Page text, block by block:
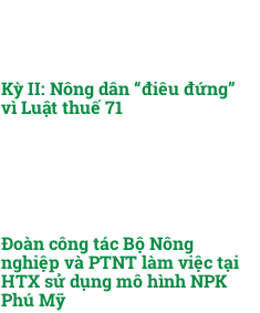
Kỳ II: Nông dân “điêu đứng”
vì Luật thuế 71
Đoàn công tác Bộ Nông
nghiệp và PTNT làm việc tại
HTX sử dụng mô hình NPK
Phú Mỹ